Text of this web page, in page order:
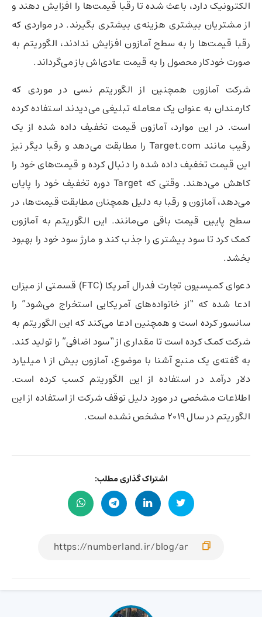
الکترونیک دارد، باعث شده تا رقبا قیمت‌ها را افزایش دهند و
از مشتریان بیشتری هزینه‌ی بیشتری بگیرند. در مواردی که
رقبا قیمت‌ها را به سطح آمازون افزایش ندادند، الگوریتم به
صورت خودکار محصول را به قیمت عادی‌اش باز می‌گرداند.
شرکت آمازون همچنین از الگوریتم نسی در موردی که
کارمندان به عنوان یک معامله تبلیغی می‌دیدند استفاده کرده
است. در این موارد، آمازون قیمت تخفیف داده شده از یک
رقیب مانند Target.com را مطابقت می‌دهد و رقبا دیگر نیز
این قیمت تخفیف داده شده را دنبال کرده و قیمت‌های خود را
کاهش می‌دهند. وقتی که Target دوره تخفیف خود را پایان
می‌دهد، آمازون و رقبا به دلیل همچنان مطابقت قیمت‌ها، در
سطح پایین قیمت باقی می‌مانند. این الگوریتم به آمازون
کمک کرد تا سود بیشتری را جذب کند و مارژ سود خود را بهبود
بخشد.
دعوای کمیسیون تجارت فدرال آمریکا (FTC) قسمتی از میزان
ادعا شده که “از خانواده‌های آمریکایی استخراج می‌شود” را
سانسور کرده است و همچنین ادعا می‌کند که این الگوریتم به
شرکت کمک کرده است تا مقداری از “سود اضافی” را تولید کند.
به گفته‌ی یک منبع آشنا با موضوع، آمازون بیش از 1 میلیارد
دلار درآمد در استفاده از این الگوریتم کسب کرده است.
اطلاعات مشخصی در مورد دلیل توقف شرکت از استفاده از این
الگوریتم در سال 2019 مشخص نشده است.
اشتراک گذاری مطلب: